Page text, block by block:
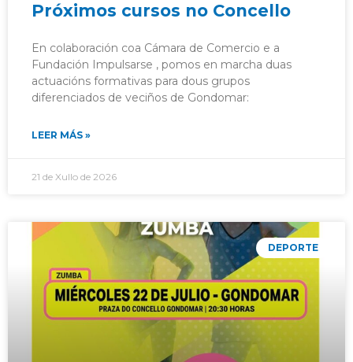
Próximos cursos no Concello
En colaboración coa Cámara de Comercio e a
Fundación Impulsarse , pomos en marcha duas
actuacións formativas para dous grupos
diferenciados de veciños de Gondomar:
LEER MÁS »
21 de Xullo de 2026
DEPORTE